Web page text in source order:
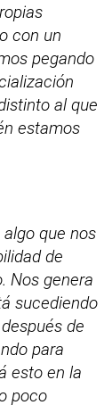
con un
pegando
al que
estamos
que nos
de
Nos genera
sucediendo
de
para
esto en la
poco